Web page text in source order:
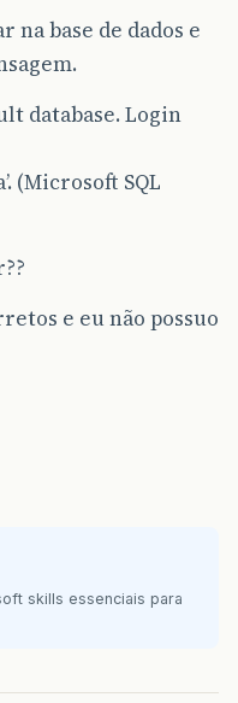
na base de dados e
database. Login
(Microsoft SQL
e eu não possuo
skills essenciais para